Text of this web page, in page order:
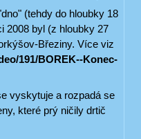
(tehdy do hloubky 18
2008 byl (z hloubky 27
Březiny. Více viz
191/BOREK--Konec-
vyskytuje a rozpadá se
které prý ničily drtič